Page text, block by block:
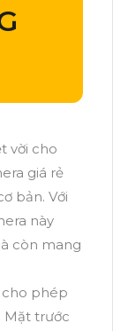
vời cho
giá rẻ
bản. Với
này
còn mang
cho phép
Mặt trước